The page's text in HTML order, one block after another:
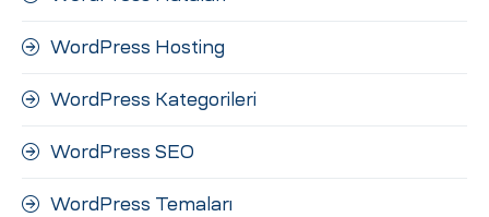
WordPress Hosting
WordPress Kategorileri
WordPress SEO
WordPress Temaları